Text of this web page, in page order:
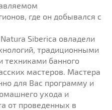
где он добывался с
Siberica овладели
традиционными
техниками банного
мастеров. Мастера
для Вас программу и
ухода и
от проведенных в